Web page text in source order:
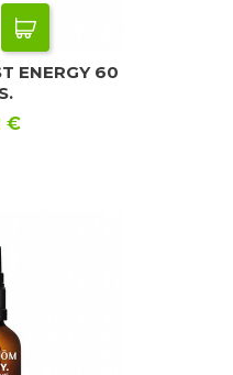
ENERGY 60
€